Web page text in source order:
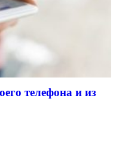
телефона и из